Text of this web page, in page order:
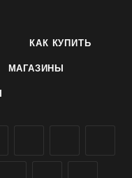
КАК КУПИТЬ
МАГАЗИНЫ